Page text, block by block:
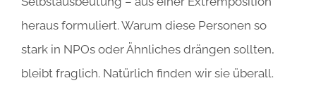
heraus formuliert. Warum diese Personen so
stark in NPOs oder Ähnliches drängen sollten,
bleibt fraglich. Natürlich finden wir sie überall.